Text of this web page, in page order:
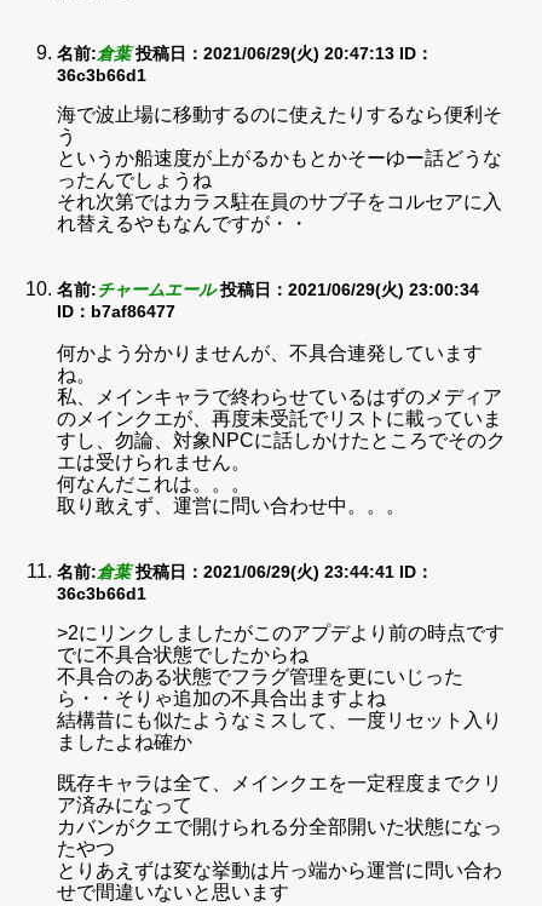
名前:倉葉 投稿日：2021/06/29(火) 20:47:13 ID：
36c3b66d1
海で波止場に移動するのに使えたりするなら便利そ
う
というか船速度が上がるかもとかそーゆー話どうな
ったんでしょうね
それ次第ではカラス駐在員のサブ子をコルセアに入
れ替えるやもなんですが・・
名前:チャームエール 投稿日：2021/06/29(火) 23:00:34
ID：b7af86477
何かよう分かりませんが、不具合連発しています
ね。
私、メインキャラで終わらせているはずのメディア
のメインクエが、再度未受託でリストに載っていま
すし、勿論、対象NPCに話しかけたところでそのク
エは受けられません。
何なんだこれは。。。
取り敢えず、運営に問い合わせ中。。。
名前:倉葉 投稿日：2021/06/29(火) 23:44:41 ID：
36c3b66d1
>2にリンクしましたがこのアプデより前の時点です
でに不具合状態でしたからね
不具合のある状態でフラグ管理を更にいじった
ら・・そりゃ追加の不具合出ますよね
結構昔にも似たようなミスして、一度リセット入り
ましたよね確か
既存キャラは全て、メインクエを一定程度までクリ
ア済みになって
カバンがクエで開けられる分全部開いた状態になっ
たやつ
とりあえずは変な挙動は片っ端から運営に問い合わ
せで間違いないと思います